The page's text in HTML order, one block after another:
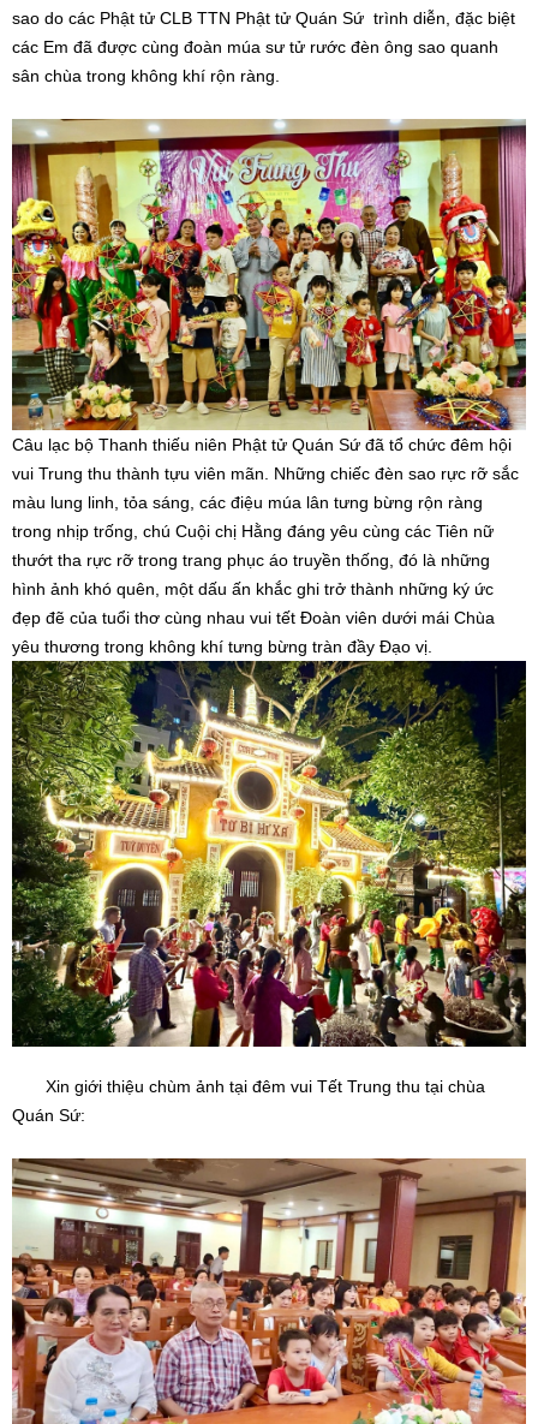
sao do các Phật tử CLB TTN Phật tử Quán Sứ trình diễn, đặc biệt
các Em đã được cùng đoàn múa sư tử rước đèn ông sao quanh
sân chùa trong không khí rộn ràng.
Câu lạc bộ Thanh thiếu niên Phật tử Quán Sứ đã tổ chức đêm hội
vui Trung thu thành tựu viên mãn. Những chiếc đèn sao rực rỡ sắc
màu lung linh, tỏa sáng, các điệu múa lân tưng bừng rộn ràng
trong nhịp trống, chú Cuội chị Hằng đáng yêu cùng các Tiên nữ
thướt tha rực rỡ trong trang phục áo truyền thống, đó là những
hình ảnh khó quên, một dấu ấn khắc ghi trở thành những ký ức
đẹp đẽ của tuổi thơ cùng nhau vui tết Đoàn viên dưới mái Chùa
yêu thương trong không khí tưng bừng tràn đầy Đạo vị.
Xin giới thiệu chùm ảnh tại đêm vui Tết Trung thu tại chùa
Quán Sứ: